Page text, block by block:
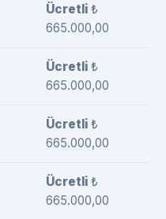
Ücretli ₺
665.000,00
Ücretli ₺
665.000,00
Ücretli ₺
665.000,00
Ücretli ₺
665.000,00